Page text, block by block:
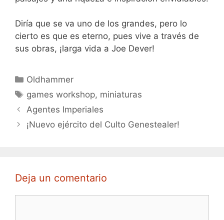
Diría que se va uno de los grandes, pero lo
cierto es que es eterno, pues vive a través de
sus obras, ¡larga vida a Joe Dever!
Categorías
Oldhammer
Etiquetas
games workshop, miniaturas
Agentes Imperiales
¡Nuevo ejército del Culto Genestealer!
Deja un comentario